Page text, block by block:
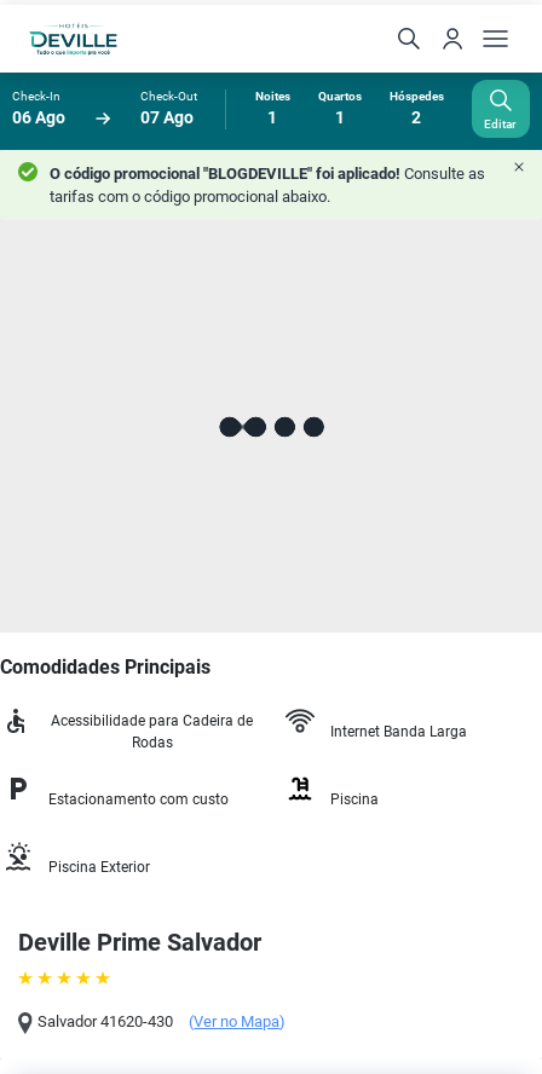
Check-In
06 Ago
Check-Out
07 Ago
Noites
1
Quartos
1
Hóspedes
2 Editar
O código promocional "BLOGDEVILLE" foi aplicado! Consulte as
tarifas com o código promocional abaixo.
Deville Prime Salvador
Salvador41620-430 (Ver no Mapa)
Comodidades Principais
Acessibilidade para Cadeira de
Rodas
Internet Banda Larga
Estacionamento com custo Piscina
Piscina Exterior